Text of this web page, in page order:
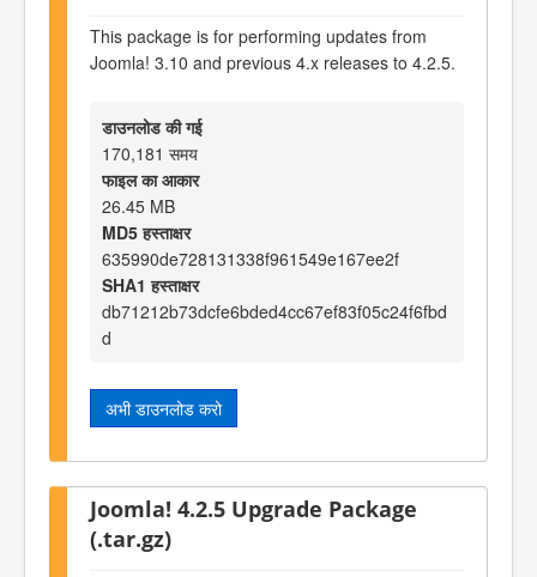
This package is for performing updates from
Joomla! 3.10 and previous 4.x releases to 4.2.5.
डाउनलोड की गई
170,181 समय
फाइल का आकार
26.45 MB
MD5 हस्ताक्षर
635990de728131338f961549e167ee2f
SHA1 हस्ताक्षर
db71212b73dcfe6bded4cc67ef83f05c24f6fbd
d
अभी डाउनलोड करो
Joomla! 4.2.5 Upgrade Package
(.tar.gz)